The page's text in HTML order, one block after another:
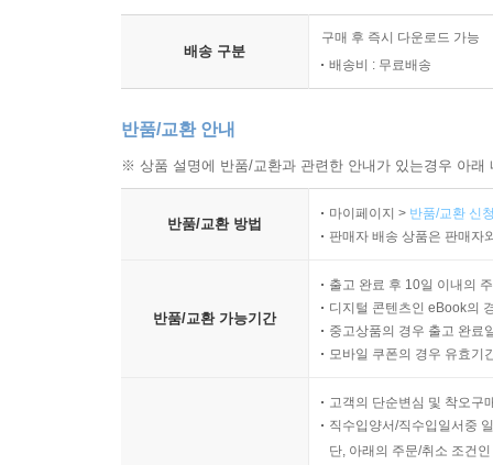
배송 구분
구매 후 즉시 다운로드 가능
배송비 : 무료배송
반품/교환 안내
※ 상품 설명에 반품/교환과 관련한 안내가 있는경우 아
반품/교환 방법
마이페이지 > 반품/교환 신
판매자 배송 상품은 판매자
반품/교환 가능기간
출고 완료 후 10일 이내의
디지털 콘텐츠인 eBook의
중고상품의 경우 출고 완료
모바일 쿠폰의 경우 유효기
고객의 단순변심 및 착오구
직수입양서/직수입일서중
단, 아래의 주문/취소 조건